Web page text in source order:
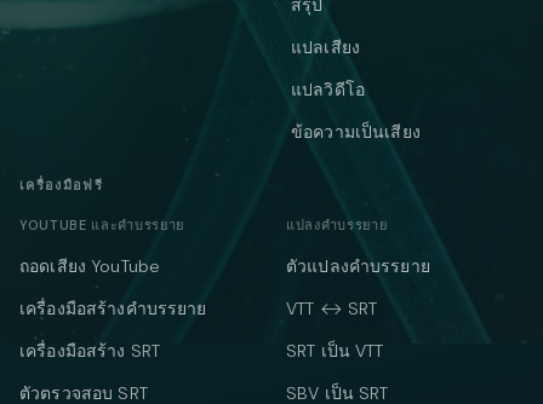
สรุป
แปลเสียง
แปลวิดีโอ
ข้อความเป็นเสียง
เครื่องมือฟรี
YOUTUBE และคำบรรยาย
ถอดเสียง YouTube
เครื่องมือสร้างคำบรรยาย
เครื่องมือสร้าง SRT
ตัวตรวจสอบ SRT
แปลงคำบรรยาย
ตัวแปลงคำบรรยาย
VTT ↔ SRT
SRT เป็น VTT
SBV เป็น SRT